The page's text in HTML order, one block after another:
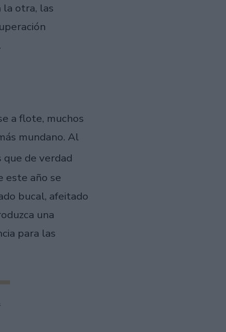
la otra, las
a flote, muchos
mundano. Al
de verdad
este año se
bucal, afeitado
una
para las